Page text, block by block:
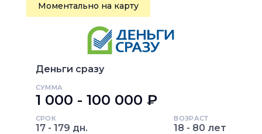
Моментально на карту
Деньги сразу
СУММА
1 000 - 100 000 ₽
СРОК
17 - 179 дн.
ВОЗРАСТ
18 - 80 лет